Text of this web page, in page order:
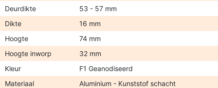
Deurdikte
53 - 57 mm
Dikte
16 mm
Hoogte
74 mm
Hoogte inworp
32 mm
Kleur
F1 Geanodiseerd
Materiaal
Aluminium - Kunststof schacht